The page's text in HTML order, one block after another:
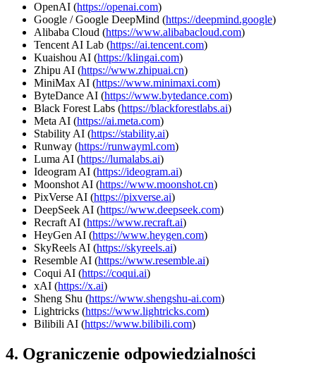
OpenAI (https://openai.com)
Google / Google DeepMind (https://deepmind.google)
Alibaba Cloud (https://www.alibabacloud.com)
Tencent AI Lab (https://ai.tencent.com)
Kuaishou AI (https://klingai.com)
Zhipu AI (https://www.zhipuai.cn)
MiniMax AI (https://www.minimaxi.com)
ByteDance AI (https://www.bytedance.com)
Black Forest Labs (https://blackforestlabs.ai)
Meta AI (https://ai.meta.com)
Stability AI (https://stability.ai)
Runway (https://runwayml.com)
Luma AI (https://lumalabs.ai)
Ideogram AI (https://ideogram.ai)
Moonshot AI (https://www.moonshot.cn)
PixVerse AI (https://pixverse.ai)
DeepSeek AI (https://www.deepseek.com)
Recraft AI (https://www.recraft.ai)
HeyGen AI (https://www.heygen.com)
SkyReels AI (https://skyreels.ai)
Resemble AI (https://www.resemble.ai)
Coqui AI (https://coqui.ai)
xAI (https://x.ai)
Sheng Shu (https://www.shengshu-ai.com)
Lightricks (https://www.lightricks.com)
Bilibili AI (https://www.bilibili.com)
4. Ograniczenie odpowiedzialności